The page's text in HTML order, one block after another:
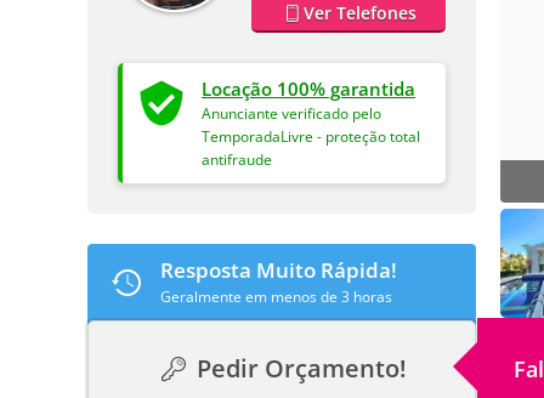
Ver Telefones
Locação 100% garantida
Anunciante verificado pelo
TemporadaLivre - proteção total
antifraude
Resposta Muito Rápida!
Geralmente em menos de 3 horas
Pedir Orçamento!